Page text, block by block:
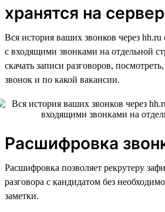
хранятся на
Вся история ваших звонков через hh.ru
с входящими звонками на отдельной
скачать записи разговоров,
звонок и по какой вакансии.
Расшифровка
Расшифровка позволяет рекрутеру
разговора с кандидатом без
заметки.